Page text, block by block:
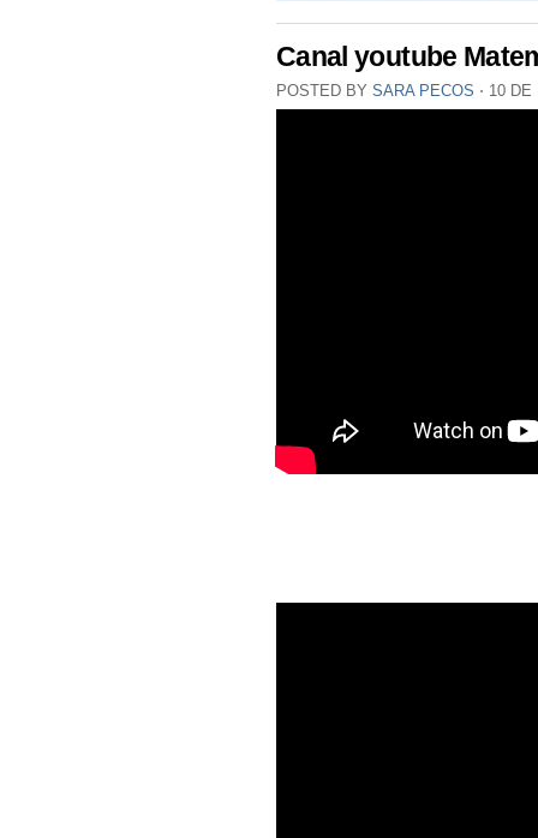
Canal youtube
POSTED BY SARA PECOS ⋅ 10 DE